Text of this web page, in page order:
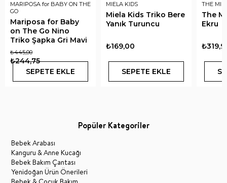
MARIPOSA for BABY ON THE
GO
Mariposa for Baby
on The Go Nino
Triko Şapka Gri Mavi
₺244,75
₺445,00
SEPETE EKLE
MIELA KIDS
Miela Kids Triko Bere
Yanık Turuncu
₺169,00
SEPETE EKLE
THE
The
Ekru
Popüler Kategoriler
Bebek Arabası
Kanguru & Anne Kucağı
Bebek Bakım Çantası
Yenidoğan Ürün Önerileri